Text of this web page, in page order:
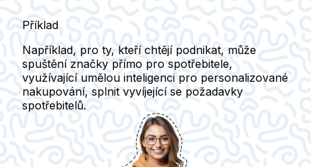
Příklad
Například, pro ty, kteří chtějí podnikat, může
spuštění značky přímo pro spotřebitele,
využívající umělou inteligenci pro personalizované
nakupování, splnit vyvíjející se požadavky
spotřebitelů.